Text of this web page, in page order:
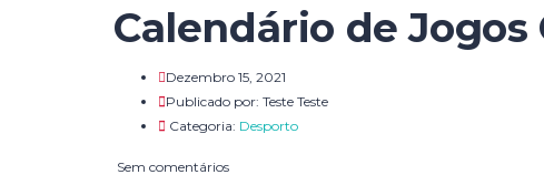
Calendário de Jogos
Dezembro 15, 2021
Publicado por: Teste Teste
Categoria: Desporto
Sem comentários